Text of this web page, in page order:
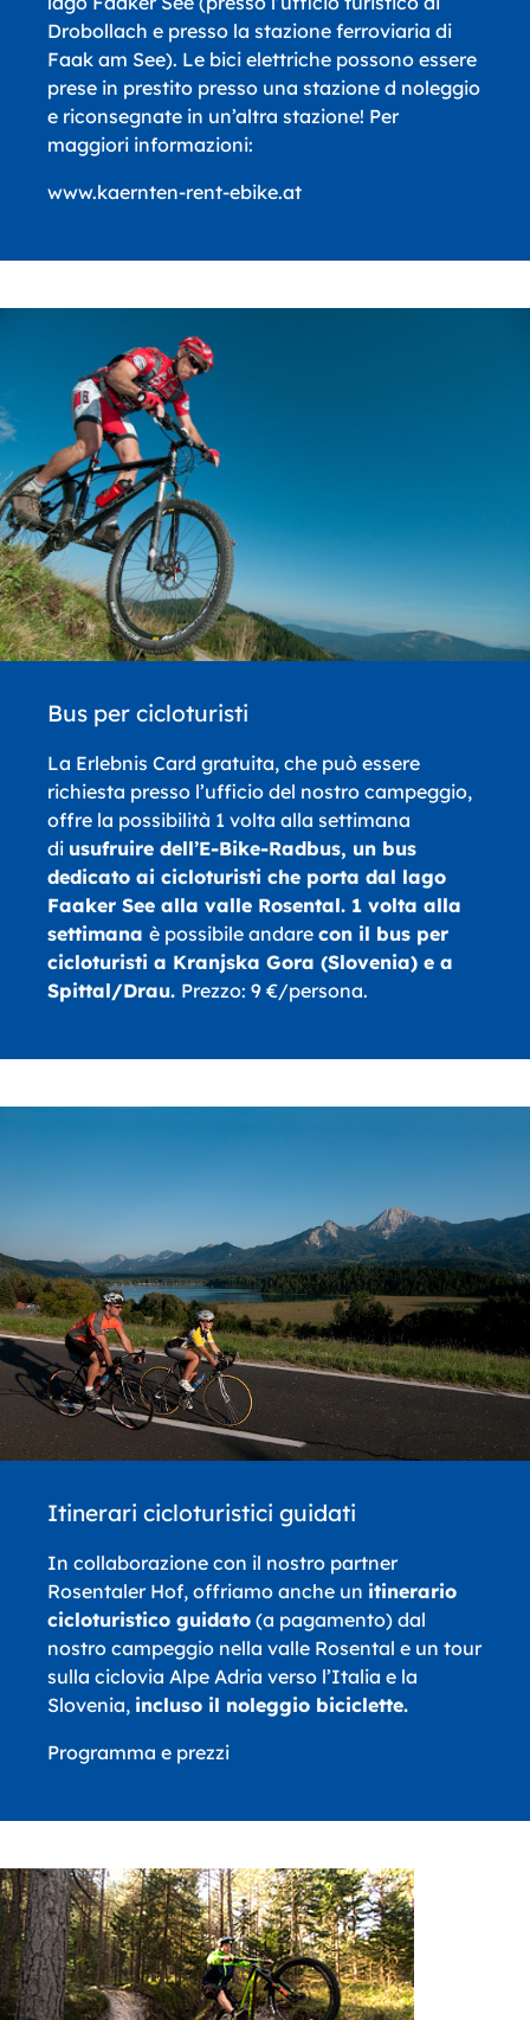
Drobollach e presso la stazione ferroviaria di
Faak am See). Le bici elettriche possono essere
prese in prestito presso una stazione d noleggio
e riconsegnate in un’altra stazione! Per
maggiori informazioni:
www.kaernten-rent-ebike.at
Bus per cicloturisti
La Erlebnis Card gratuita, che può essere
richiesta presso l’ufficio del nostro campeggio,
offre la possibilità 1 volta alla settimana
di usufruire dell’E-Bike-Radbus, un bus
dedicato ai cicloturisti che porta dal lago
Faaker See alla valle Rosental. 1 volta alla
settimana è possibile andare con il bus per
cicloturisti a Kranjska Gora (Slovenia) e a
Spittal/Drau. Prezzo: 9 €/persona.
Itinerari cicloturistici guidati
In collaborazione con il nostro partner
Rosentaler Hof, offriamo anche un itinerario
cicloturistico guidato (a pagamento) dal
nostro campeggio nella valle Rosental e un tour
sulla ciclovia Alpe Adria verso l’Italia e la
Slovenia, incluso il noleggio biciclette.
Programma e prezzi